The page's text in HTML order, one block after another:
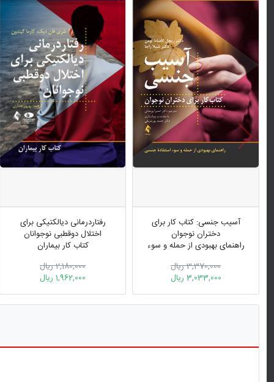
آسیب جنسی: کتاب کار برای
دختران نوجوان
راهنمای بهبودی از حمله و سوء
3,370,000 ریال
3,033,000 ریال
رفتاردرمانی دیالکتیکی برای
اختلال دوقطبی نوجوانان
کتاب کار بیماران
2,180,000 ریال
1,962,000 ریال